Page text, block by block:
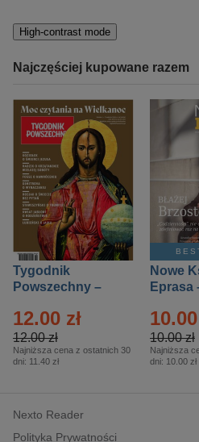
High-contrast mode
Najczęściej kupowane razem
Tygodnik
Powszechny –
12.00 zł
12.00 zł
Najniższa cena z ostatnich 30
dni: 11.40 zł
Nowe
Eprasa
10.00
10.00 zł
Najniższa
dni: 10.00 zł
Nexto Reader
Polityka Prywatności